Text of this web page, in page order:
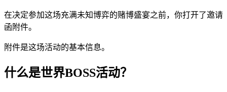
在决定参加这场充满未知博弈的赌博盛宴之前，你打开了邀请
函附件。
附件是这场活动的基本信息。
什么是世界BOSS活动？